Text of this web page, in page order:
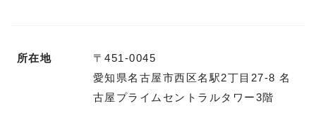
所在地
〒451-0045
愛知県名古屋市西区名駅2丁目27-8 名
古屋プライムセントラルタワー3階